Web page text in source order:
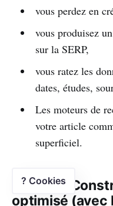
vous perdez en
vous produisez
sur la SERP,
vous ratez les
dates, études,
Les moteurs de
votre article
superficiel.
Étape 5 :
optimisé (avec
? Cookies